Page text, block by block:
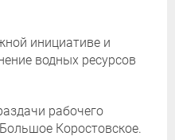
инициативе и
водных ресурсов
рабочего
Коростовское.